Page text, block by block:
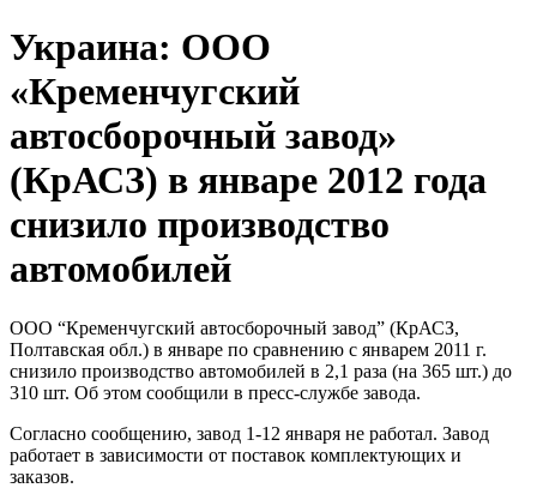
Украина: ООО
«Кременчугский
автосборочный завод»
(КрАСЗ) в январе 2012 года
снизило производство
автомобилей
ООО “Кременчугский автосборочный завод” (КрАСЗ,
Полтавская обл.) в январе по сравнению с январем 2011 г.
снизило производство автомобилей в 2,1 раза (на 365 шт.) до
310 шт. Об этом сообщили в пресс-службе завода.
Согласно сообщению, завод 1-12 января не работал. Завод
работает в зависимости от поставок комплектующих и
заказов.